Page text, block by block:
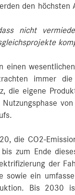
den höchsten
nicht
einen
immer
die eigene
die CO2-
zum Ende
der
sowie ein
Bis 2030